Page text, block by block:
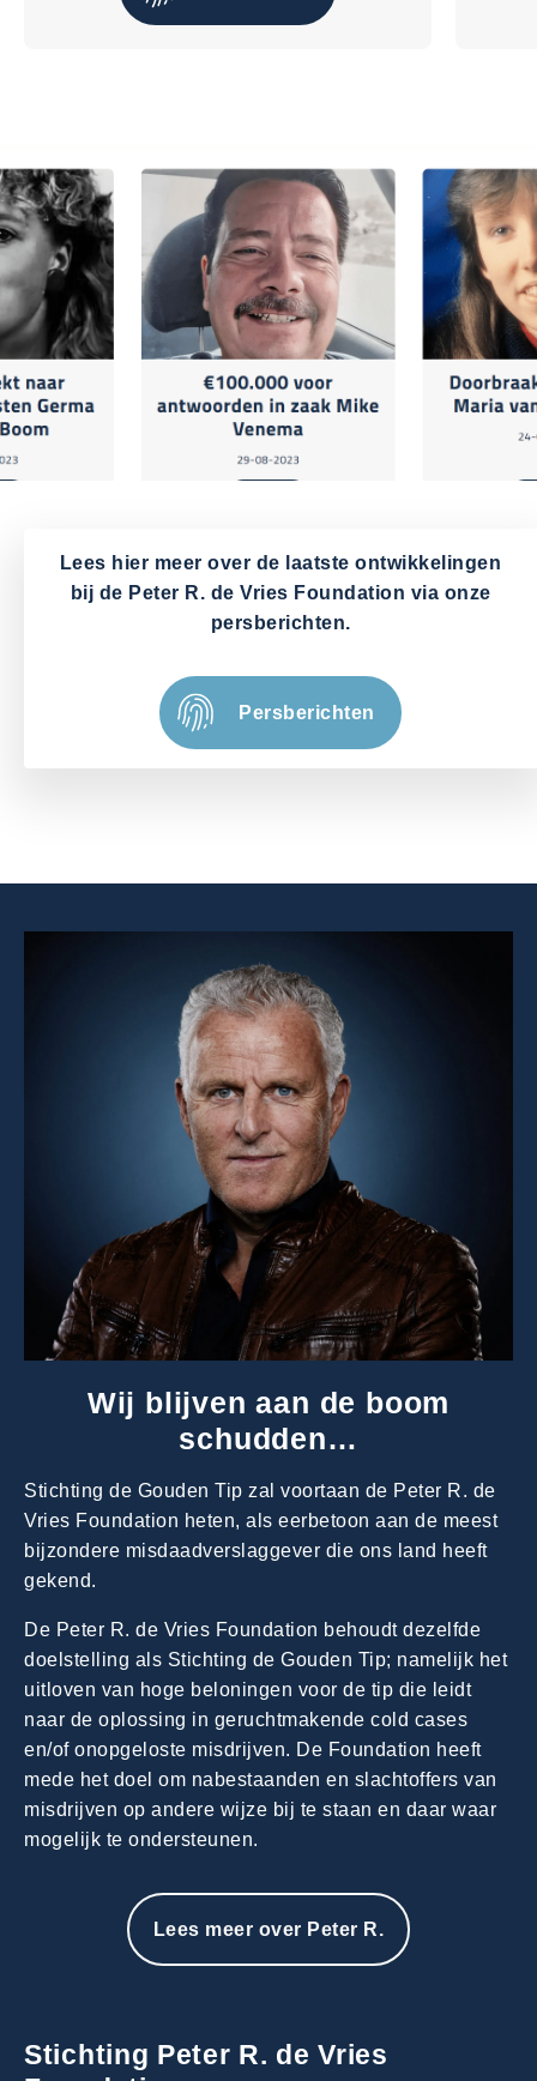
Lees hier meer over de laatste ontwikkelingen
bij de Peter R. de Vries Foundation via onze
persberichten.
Persberichten
Wij blijven aan de boom
schudden…
Stichting de Gouden Tip zal voortaan de Peter R. de
Vries Foundation heten, als eerbetoon aan de meest
bijzondere misdaadverslaggever die ons land heeft
gekend.
De Peter R. de Vries Foundation behoudt dezelfde
doelstelling als Stichting de Gouden Tip; namelijk het
uitloven van hoge beloningen voor de tip die leidt
naar de oplossing in geruchtmakende cold cases
en/of onopgeloste misdrijven. De Foundation heeft
mede het doel om nabestaanden en slachtoffers van
misdrijven op andere wijze bij te staan en daar waar
mogelijk te ondersteunen.
Lees meer over Peter R.
Stichting Peter R. de Vries